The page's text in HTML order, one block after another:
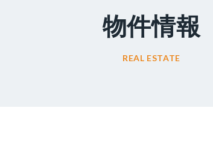
物件情報
REAL ESTATE